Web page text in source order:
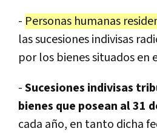
- Personas humanas
las sucesiones indivisas
por los bienes situados en
-Sucesiones indivisas
bienes que posean al 31
cada año, en tanto dicha